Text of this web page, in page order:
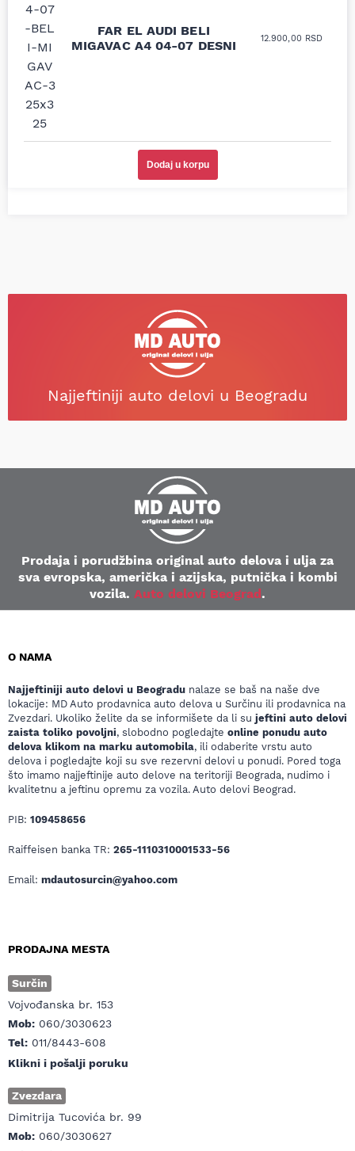
FAR EL AUDI BELI
MIGAVAC A4 04-07 DESNI
12.900,00 RSD
Dodaj u korpu
moguće online
prodavnice auto delova
i definitivno najbolje
cene su ovde. Kupila
sam više puta auto
delove iz MD Auto. Uvek
proizvođača i
odgovarajuću opremu.
Sve pohvale!
Svetlana Večerinović, Beograd
tačan naziv i tip
kočionog cilindra bio
proizvođača.
Stefan Savić, Beograd (Toyota
Najjeftiniji auto delovi u Beogradu
Prodaja i porudžbina original auto delova i ulja za
sva evropska, američka i azijska, putnička i kombi
vozila. Auto delovi Beograd.
O NAMA
Najjeftiniji auto delovi u Beogradu nalaze se baš na naše dve
lokacije: MD Auto prodavnica auto delova u Surčinu ili prodavnica na
Zvezdari. Ukoliko želite da se informišete da li su jeftini auto delovi
zaista toliko povoljni, slobodno pogledajte online ponudu auto
delova klikom na marku automobila, ili odaberite vrstu auto
delova i pogledajte koji su sve rezervni delovi u ponudi. Pored toga
što imamo najjeftinije auto delove na teritoriji Beograda, nudimo i
kvalitetnu a jeftinu opremu za vozila. Auto delovi Beograd.
PIB: 109458656
Raiffeisen banka TR: 265-1110310001533-56
Email: mdautosurcin@yahoo.com
PRODAJNA MESTA
Surčin
Vojvođanska br. 153
Mob: 060/3030623
Tel: 011/8443-608
Klikni i pošalji poruku
Zvezdara
Dimitrija Tucovića br. 99
Mob: 060/3030627